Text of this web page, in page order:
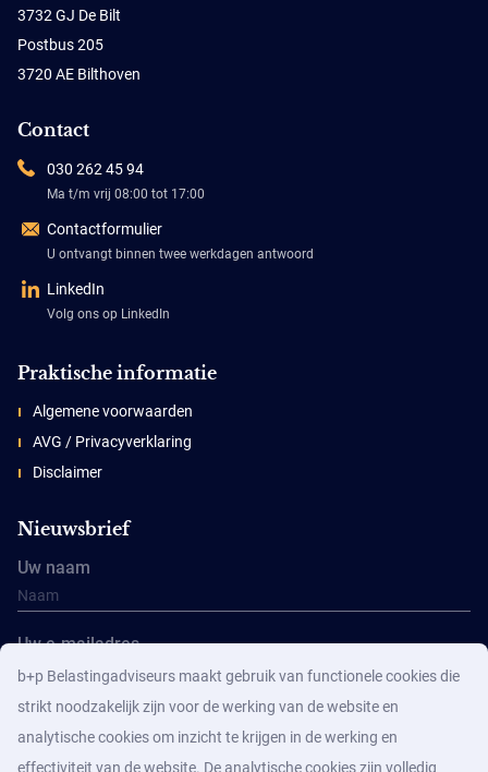
3732 GJ De Bilt
Postbus 205
3720 AE Bilthoven
Contact
030 262 45 94
Ma t/m vrij 08:00 tot 17:00
Contactformulier
U ontvangt binnen twee werkdagen antwoord
LinkedIn
Volg ons op LinkedIn
Praktische informatie
Algemene voorwaarden
AVG / Privacyverklaring
Disclaimer
Nieuwsbrief
Uw naam
Uw e-mailadres
b+p Belastingadviseurs maakt gebruik van functionele cookies die
strikt noodzakelijk zijn voor de werking van de website en
analytische cookies om inzicht te krijgen in de werking en
effectiviteit van de website. De analytische cookies zijn volledig